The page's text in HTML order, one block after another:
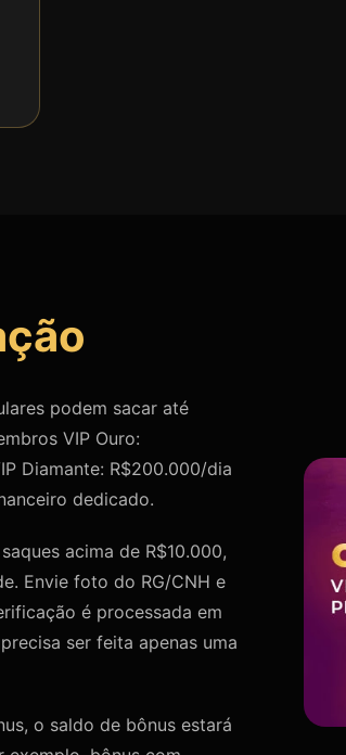
podem sacar até
VIP Ouro:
Diamante: R$200.000/dia
dedicado.
acima de R$10.000,
Envie foto do RG/CNH e
é processada em
ser feita apenas uma
o saldo de bônus estará